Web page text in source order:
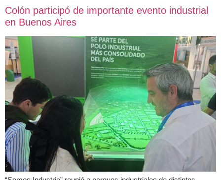
Colón participó de importante evento industrial
en Buenos Aires